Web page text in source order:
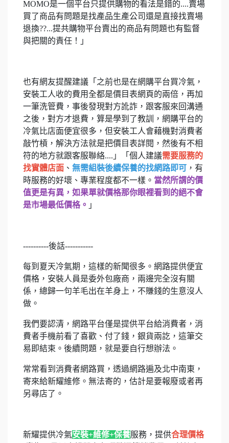
MOMO是一個平台只提供購物的看法是錯的....賣場
買了商品有問題是找產品生產公司還是直接找賣場
退換??...提共購物平台賣出的商品有問題也有監督
與把關的責任！」
也有網友提醒建議「之前也是在網購平台買冷氣，
安裝工人收的費用全都是價目表網頁的兩倍，再加
一筆洗管費，事後發現對方訛詐，跟客服來回溝通
之後，對方才退費，算是學到了教訓，網購平台的
冷氣比店面便宜很多，但安裝工人會藉機對消費者
敲竹槓，解決方法就是把價目表詳閱，然後有不相
符的地方就跟客服聯絡....」「個人建議需要服務的
找實體店面 、 無需組裝後續保養的找網路即可 ，有
時服務的好壞、專業程度都不一樣。 當然所謂的價
值更是有異，如果單就價格那你眼裡看到的絕不會
是市場最低價格。 」
----------後話-----------
每到夏天冷氣期，這樣的新聞很多。網路提供便宜
價格，安裝人員是委外包廠商，兩邊完全沒有關
係，總歸一句羊毛出在羊身上，不賺錢的生意沒人
做。
我們要認清，網路平台僅是提供平台給消費者，消
費者手機前看了喜歡、付了錢，銀貨兩訖，這筆交
易即結束。後續問題，就是要自行想辦法。
常常看到消費者網路買，透過網路遍及北中南東，
寄來給新耀維修。無法寄的，估計是要報廢或者再
另尋店了。
新耀提供冷氣安裝+維修+保養服務，提供合理價格